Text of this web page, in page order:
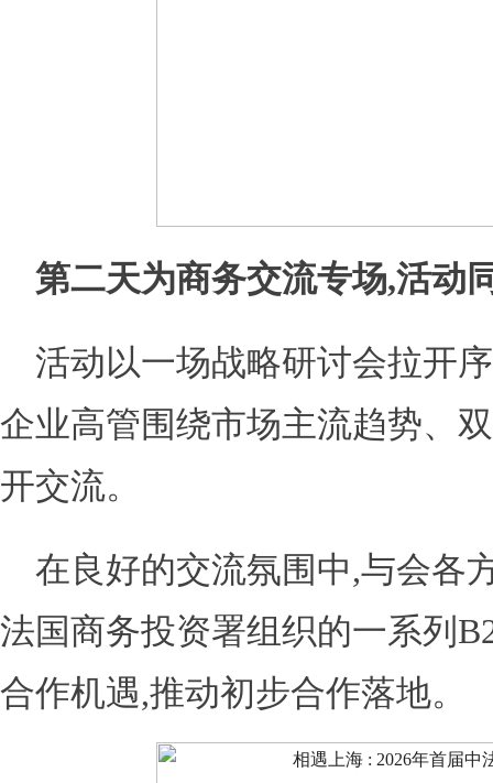
第二天为商务交流专场,活动
活动以一场战略研讨会拉开
企业高管围绕市场主流趋势、
开交流。
在良好的交流氛围中,与会各
法国商务投资署组织的一系列
合作机遇,推动初步合作落地。